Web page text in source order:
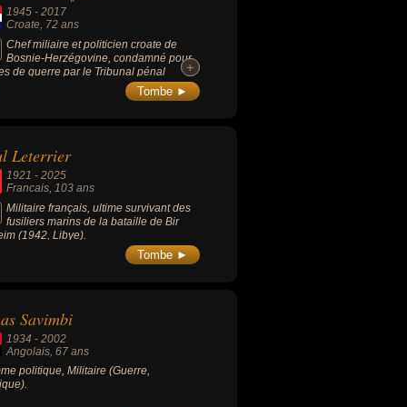
1945 -2017
Croate, 72 ans
Chef miliaire et politicien croate de
Bosnie-Herzégovine, condamné pour
de guerre par le Tribunal pénal
pour l'ex-Yougoslavie, mort
avoir bu une fiole de "poison" au
+
+
Tombe ►
Leterrier
1921 -2025
Francais, 103 ans
Militaire français, ultime survivant des
fusiliers marins de la bataille de Bir
(1942, Libye).
Tombe ►
Savimbi
1934 -2002
Angolais, 67 ans
politique, Militaire (Guerre,